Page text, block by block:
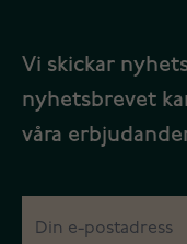
Vi skickar
nyhetsbrevet
våra